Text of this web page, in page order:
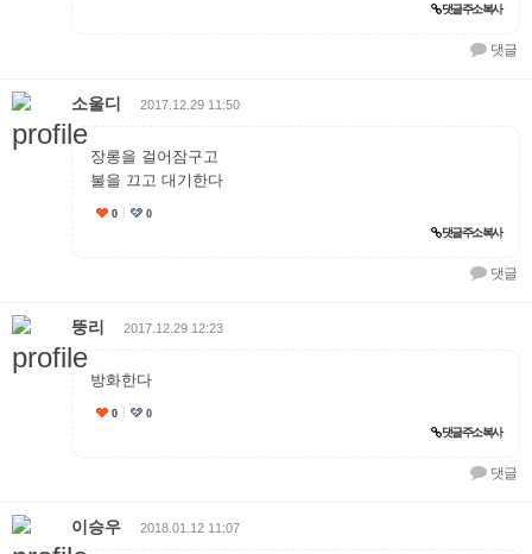
댓글 주소 복사
댓글
소울디 2017.12.29 11:50
장롱을 걸어잠구고
불을 끄고 대기한다
0 0
댓글 주소 복사
댓글
뚱리 2017.12.29 12:23
방화한다
0 0
댓글 주소 복사
댓글
이승우 2018.01.12 11:07